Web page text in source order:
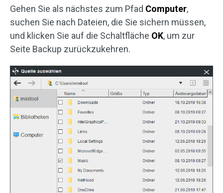
Gehen Sie als nächstes zum Pfad Computer,
suchen Sie nach Dateien, die Sie sichern müssen,
und klicken Sie auf die Schaltfläche OK, um zur
Seite Backup zurückzukehren.